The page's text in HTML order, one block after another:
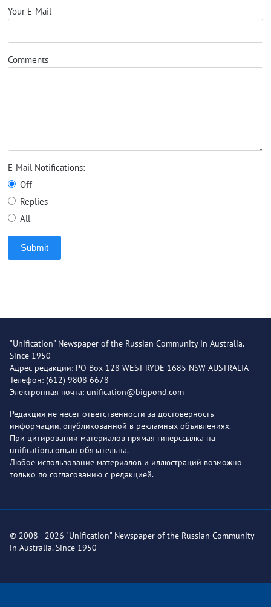
Your E-Mail
Comments
E-Mail Notifications:
Off
Replies
All
Submit
"Unification" Newspaper of the Russian Community in Australia.
Since 1950
Адрес редакции: PO Box 128 WEST RYDE 1685 NSW AUSTRALIA
Телефон: (612) 9808 6678
Электронная почта: unification@bigpond.com
Редакция не несет ответственности за достоверность
информации, опубликованной в рекламных объявлениях.
При цитировании материалов прямая гиперссылка на
unification.com.au обязательна.
Любое использование материалов и иллюстраций возможно
только по согласованию с редакцией.
© 2008 - 2026 "Unification" Newspaper of the Russian Community
in Australia. Since 1950